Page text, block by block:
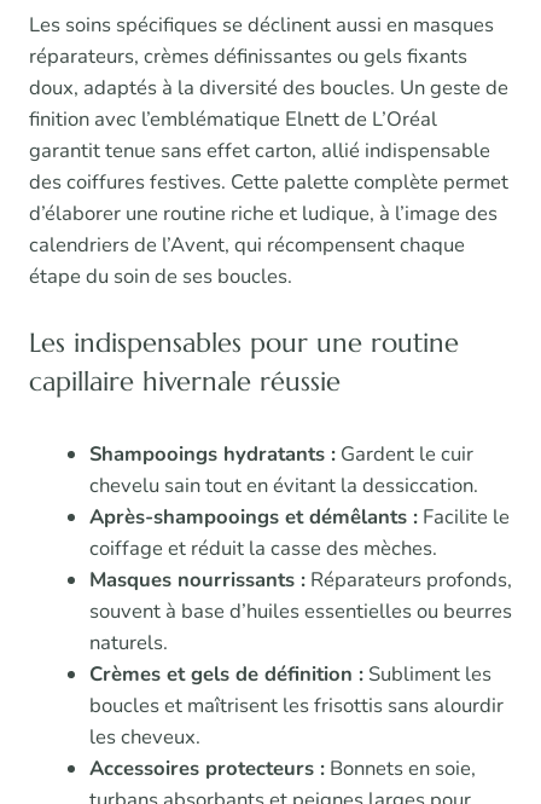
Les soins spécifiques se déclinent aussi en masques
réparateurs, crèmes définissantes ou gels fixants
doux, adaptés à la diversité des boucles. Un geste de
finition avec l’emblématique Elnett de L’Oréal
garantit tenue sans effet carton, allié indispensable
des coiffures festives. Cette palette complète permet
d’élaborer une routine riche et ludique, à l’image des
calendriers de l’Avent, qui récompensent chaque
étape du soin de ses boucles.
Les indispensables pour une routine
capillaire hivernale réussie
Shampooings hydratants :Gardent le cuir
chevelu sain tout en évitant la dessiccation.
Après-shampooings et démêlants :Facilite le
coiffage et réduit la casse des mèches.
Masques nourrissants :Réparateurs profonds,
souvent à base d’huiles essentielles ou beurres
naturels.
Crèmes et gels de définition :Subliment les
boucles et maîtrisent les frisottis sans alourdir
les cheveux.
Accessoires protecteurs :Bonnets en soie,